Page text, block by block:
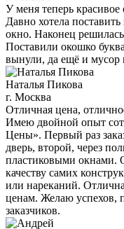
У меня теперь красивое
Давно хотела
окно. Наконец
Поставили окошко
вынули, да ещё и мусор
Наталья Пикова
г. Москва
Отличная цена,
Имею двойной опыт
Цены». Первый раз
дверь, второй, через
пластиковыми окнами.
качеству самих
или нареканий.
ценам. Желаю успехов,
заказчиков.